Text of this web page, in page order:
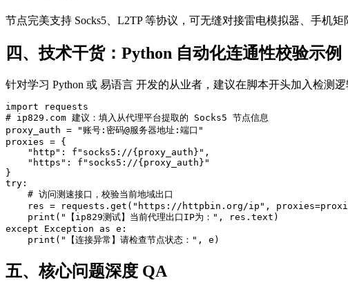
节点完美支持 Socks5、L2TP 等协议，可无缝对接雷电模拟器、手机矩
四、技术干货：Python 自动化连通性校验示例
针对学习 Python 或 易语言 开发的从业者，建议在脚本开头加入检测
import requests
# ip829.com 建议：填入从代理平台提取的 Socks5 节点信息
proxy_auth = "账号:密码@服务器地址:端口"
proxies = {
"http": f"socks5://{proxy_auth}",
"https": f"socks5://{proxy_auth}"
}
try:
# 访问测速接口，校验当前地域出口
res = requests.get("https://httpbin.org/ip",
print("【ip829测试】当前代理出口IP为：", res.text)
except Exception as e:
print("【连接异常】请检查节点状态：", e)
五、核心问题深度 QA